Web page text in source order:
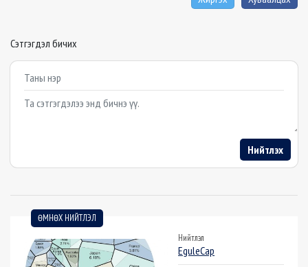
Сэтгэгдэл бичих
Example textarea
Нийтлэх
ӨМНӨХ НИЙТЛЭЛ
Нийтлэл
EguleCap